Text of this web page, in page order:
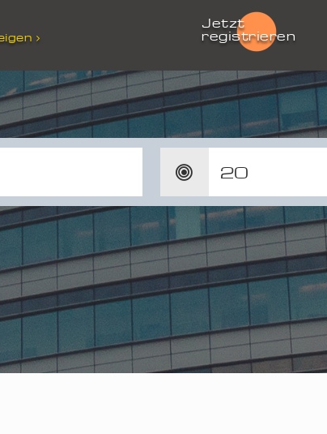
Jetzt
registrieren